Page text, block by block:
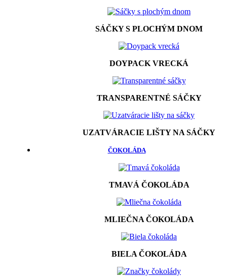
SÁČKY S PLOCHÝM DNOM
DOYPACK VRECKÁ
TRANSPARENTNÉ SÁČKY
UZATVÁRACIE LIŠTY NA SÁČKY
ČOKOLÁDA
TMAVÁ ČOKOLÁDA
MLIEČNA ČOKOLÁDA
BIELA ČOKOLÁDA